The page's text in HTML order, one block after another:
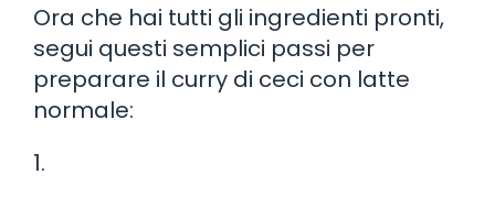
Ora che hai tutti gli ingredienti pronti,
segui questi semplici passi per
preparare il curry di ceci con latte
normale:
1.